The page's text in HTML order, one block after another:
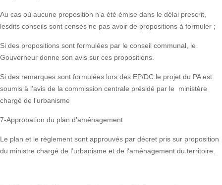
Au cas où aucune proposition n’a été émise dans le délai prescrit,
lesdits conseils sont censés ne pas avoir de propositions à formuler ;
Si des propositions sont formulées par le conseil communal, le
Gouverneur donne son avis sur ces propositions.
Si des remarques sont formulées lors des EP/DC le projet du PA est
soumis à l’avis de la commission centrale présidé par le ministère
chargé de l’urbanisme
7-Approbation du plan d’aménagement
Le plan et le règlement sont approuvés par décret pris sur proposition
du ministre chargé de l’urbanisme et de l'aménagement du territoire.